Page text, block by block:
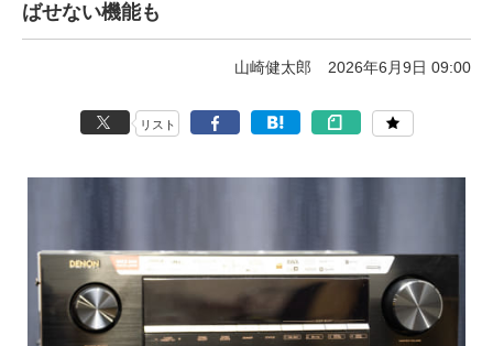
ばせない機能も
山崎健太郎 2026年6月9日 09:00
リスト